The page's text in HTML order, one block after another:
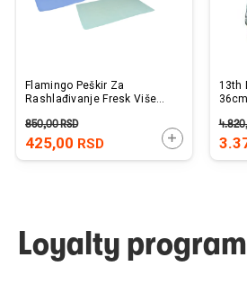
Flamingo Peškir Za
Rashlađivanje Fresk Više
425,00 RSD
850,00RSD
DODAJTE U
13th
Loyalty program